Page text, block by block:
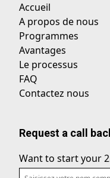
Accueil
A propos de nous
Programmes
Avantages
Le processus
FAQ
Contactez nous
Request a call
Want to start your